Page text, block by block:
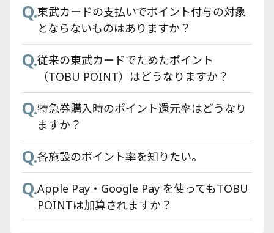
Q.東武カードの署名欄はどこですか？
Q.メールで「お申し込みいただいたカードの
お支払い口座設定のお願い」が届いたが、
WEBでの口座設定では希望する銀行が登録
できない。
Q. 東武カードでETCスルーカードは申し込み
できますか？
Q.東武カードで家族カードは申し込みできま
すか？
Q.東武カードはどこで申し込めますか？
Q.東武カードにはPASMO機能が付いています
か？
Q.東武鉄道モバイル定期券はどのように購入
すればいいですか？
Q.東京スカイツリー®東武カードPASMOの
PASMO残高はどうすればいいですか？
Q.東京スカイツリー®東武カードPASMOに搭
載している定期券はどうすればいいのです
か？
Q.コンビニ等でPASMO残高の使い切りが出来
Q.東武カードの支払いでポイント付与の対象
とならないものはありますか？
Q.従来の東武カードでためたポイント
（TOBU POINT）はどうなりますか？
Q.特急券購入時のポイント還元率はどうなり
ますか？
Q.各施設のポイント率を知りたい。
Q.Apple Pay・Google Pay を使ってもTOBU
POINTは加算されますか？